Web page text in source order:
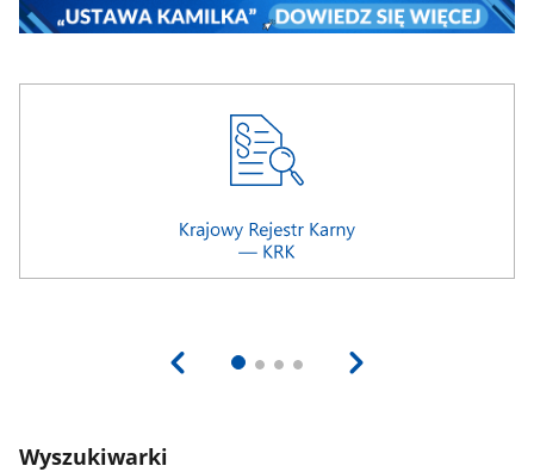
Wyszukiwarki